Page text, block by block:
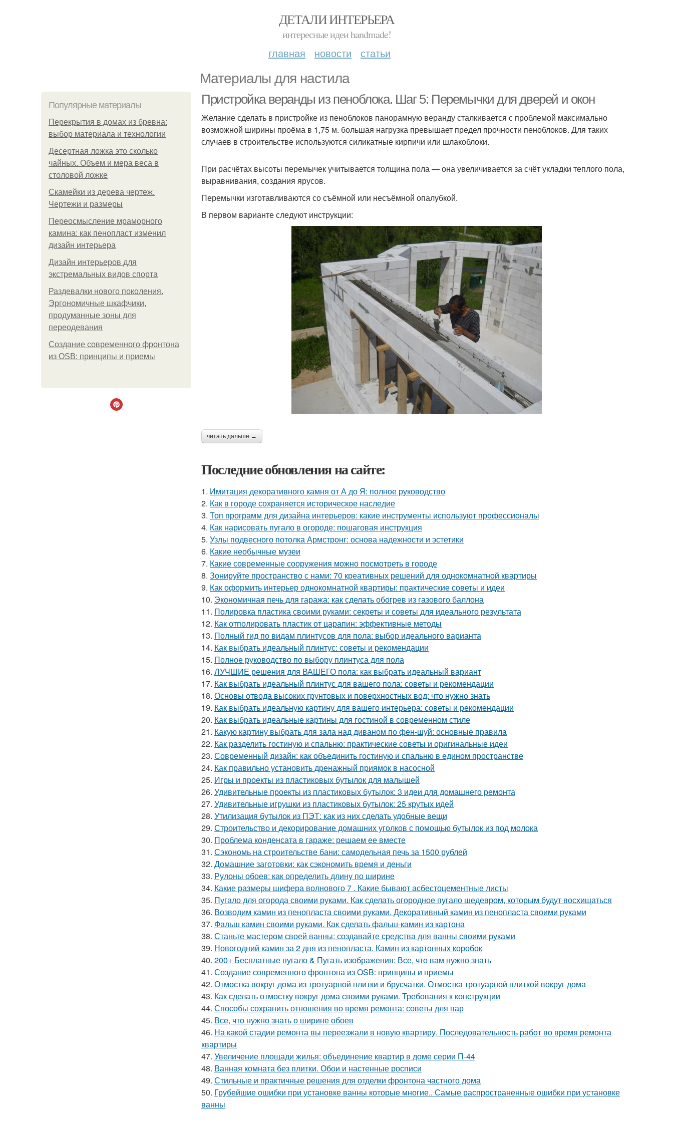
ДЕТАЛИ ИНТЕРЬЕРА
интересные идеи handmade!
главная новости статьи
Материалы для настила
Популярные материалы
Перекрытия в домах из бревна:
выбор материала и технологии
Десертная ложка это сколько
чайных. Объем и мера веса в
столовой ложке
Скамейки из дерева чертеж.
Чертежи и размеры
Переосмысление мраморного
камина: как пенопласт изменил
дизайн интерьера
Дизайн интерьеров для
экстремальных видов спорта
Раздевалки нового поколения.
Эргономичные шкафчики,
продуманные зоны для
переодевания
Создание современного фронтона
из OSB: принципы и приемы
Пристройка веранды из пеноблока. Шаг 5: Перемычки для дверей и окон
Желание сделать в пристройке из пеноблоков панорамную веранду сталкивается с проблемой максимально
возможной ширины проёма в 1,75 м. большая нагрузка превышает предел прочности пеноблоков. Для таких
случаев в строительстве используются силикатные кирпичи или шлакоблоки.
При расчётах высоты перемычек учитывается толщина пола — она увеличивается за счёт укладки теплого пола,
выравнивания, создания ярусов.
Перемычки изготавливаются со съёмной или несъёмной опалубкой.
В первом варианте следуют инструкции:
читать дальше →
Последние обновления на сайте:
1. Имитация декоративного камня от А до Я: полное руководство
2. Как в городе сохраняется историческое наследие
3. Топ программ для дизайна интерьеров: какие инструменты используют профессионалы
4. Как нарисовать пугало в огороде: пошаговая инструкция
5. Узлы подвесного потолка Армстронг: основа надежности и эстетики
6. Какие необычные музеи
7. Какие современные сооружения можно посмотреть в городе
8. Зонируйте пространство с нами: 70 креативных решений для однокомнатной квартиры
9. Как оформить интерьер однокомнатной квартиры: практические советы и идеи
10. Экономичная печь для гаража: как сделать обогрев из газового баллона
11. Полировка пластика своими руками: секреты и советы для идеального результата
12. Как отполировать пластик от царапин: эффективные методы
13. Полный гид по видам плинтусов для пола: выбор идеального варианта
14. Как выбрать идеальный плинтус: советы и рекомендации
15. Полное руководство по выбору плинтуса для пола
16. ЛУЧШИЕ решения для ВАШЕГО пола: как выбрать идеальный вариант
17. Как выбрать идеальный плинтус для вашего пола: советы и рекомендации
18. Основы отвода высоких грунтовых и поверхностных вод: что нужно знать
19. Как выбрать идеальную картину для вашего интерьера: советы и рекомендации
20. Как выбрать идеальные картины для гостиной в современном стиле
21. Какую картину выбрать для зала над диваном по фен-шуй: основные правила
22. Как разделить гостиную и спальню: практические советы и оригинальные идеи
23. Современный дизайн: как объединить гостиную и спальню в едином пространстве
24. Как правильно установить дренажный приямок в насосной
25. Игры и проекты из пластиковых бутылок для малышей
26. Удивительные проекты из пластиковых бутылок: 3 идеи для домашнего ремонта
27. Удивительные игрушки из пластиковых бутылок: 25 крутых идей
28. Утилизация бутылок из ПЭТ: как из них сделать удобные вещи
29. Строительство и декорирование домашних уголков с помощью бутылок из под молока
30. Проблема конденсата в гараже: решаем ее вместе
31. Сэкономь на строительстве бани: самодельная печь за 1500 рублей
32. Домашние заготовки: как сэкономить время и деньги
33. Рулоны обоев: как определить длину по ширине
34. Какие размеры шифера волнового 7 . Какие бывают асбестоцементные листы
35. Пугало для огорода своими руками. Как сделать огородное пугало шедевром, которым будут восхищаться
36. Возводим камин из пенопласта своими руками. Декоративный камин из пенопласта своими руками
37. Фальш камин своими руками. Как сделать фальш-камин из картона
38. Станьте мастером своей ванны: создавайте средства для ванны своими руками
39. Новогодний камин за 2 дня из пенопласта. Камин из картонных коробок
40. 200+ Бесплатные пугало & Пугать изображения: Все, что вам нужно знать
41. Создание современного фронтона из OSB: принципы и приемы
42. Отмостка вокруг дома из тротуарной плитки и брусчатки. Отмостка тротуарной плиткой вокруг дома
43. Как сделать отмостку вокруг дома своими руками. Требования к конструкции
44. Способы сохранить отношения во время ремонта: советы для пар
45. Все, что нужно знать о ширине обоев
46. На какой стадии ремонта вы переезжали в новую квартиру. Последовательность работ во время ремонта
квартиры
47. Увеличение площади жилья: объединение квартир в доме серии П-44
48. Ванная комната без плитки. Обои и настенные росписи
49. Стильные и практичные решения для отделки фронтона частного дома
50. Грубейшие ошибки при установке ванны которые многие.. Самые распространенные ошибки при установке
ванны